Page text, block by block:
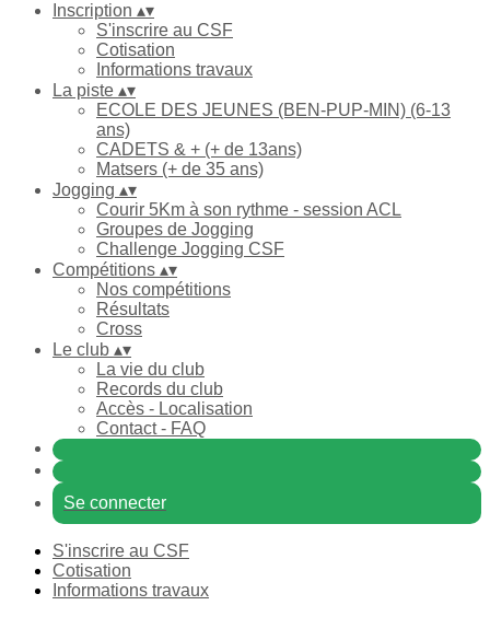
Inscription ▴▾
S'inscrire au CSF
Cotisation
Informations travaux
La piste ▴▾
ECOLE DES JEUNES (BEN-PUP-MIN) (6-13
ans)
CADETS & + (+ de 13ans)
Matsers (+ de 35 ans)
Jogging ▴▾
Courir 5Km à son rythme - session ACL
Groupes de Jogging
Challenge Jogging CSF
Compétitions ▴▾
Nos compétitions
Résultats
Cross
Le club ▴▾
La vie du club
Records du club
Accès - Localisation
Contact - FAQ
Se connecter
S'inscrire au CSF
Cotisation
Informations travaux